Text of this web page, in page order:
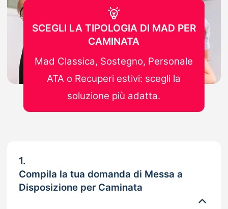
1.
Compila la tua domanda di Messa a
Disposizione per Caminata
SCEGLI LA TIPOLOGIA DI MAD PER
CAMINATA
Mad Classica, Sostegno, Personale
ATA o Recuperi estivi: scegli la
soluzione più adatta.